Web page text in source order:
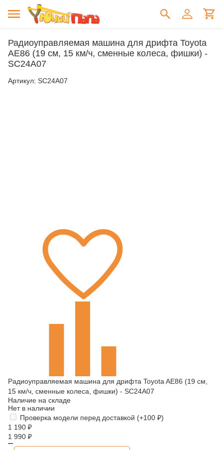
Радиоуправляемая машина для дрифта Toyota
AE86 (19 см, 15 км/ч, сменные колеса, фишки) -
SC24A07
Артикул: SC24A07
Радиоуправляемая машина для дрифта Toyota AE86 (19 см,
15 км/ч, сменные колеса, фишки) - SC24A07
Наличие на складе
Нет в наличии
Проверка модели перед доставкой (+100 ₽)
1 190 ₽
1 990 ₽